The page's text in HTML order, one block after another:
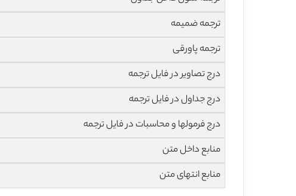
ترجمه ضمیمه
ترجمه پاورقی
درج تصاویر در فایل ترجمه
درج جداول در فایل ترجمه
درج فرمولها و محاسبات در فایل ترجمه
منابع داخل متن
منابع انتهای متن